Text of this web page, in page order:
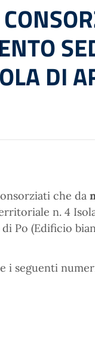
DI
che da
n. 4
Po (Edificio
i seguenti